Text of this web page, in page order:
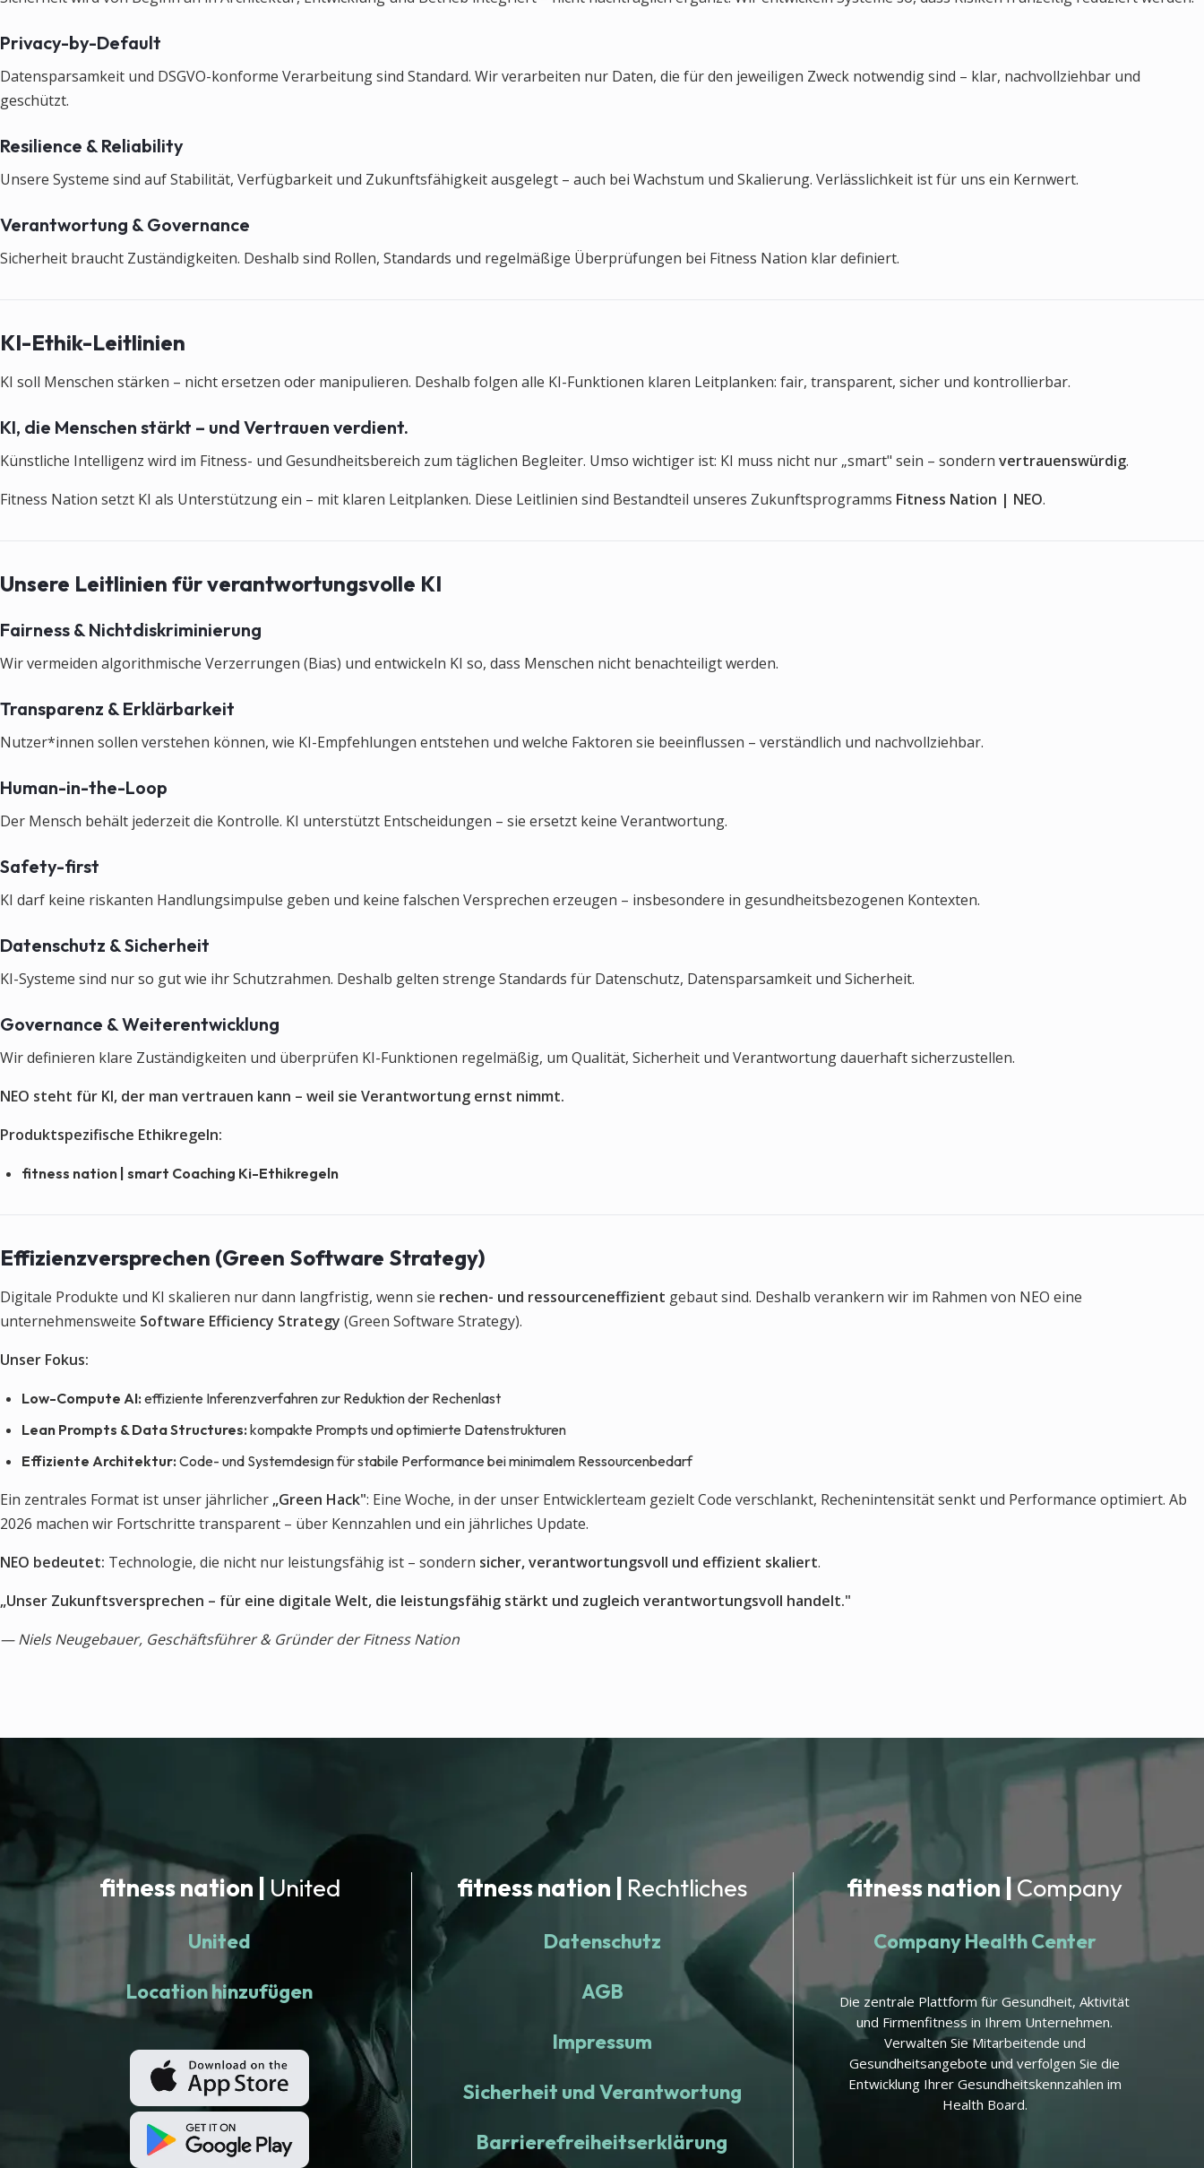
Privacy-by-Default
Datensparsamkeit und DSGVO-konforme Verarbeitung sind Standard. Wir verarbeiten nur Daten, die für den jeweiligen Zweck notwendig sind – klar, nachvollziehbar und
geschützt.
Resilience & Reliability
Unsere Systeme sind auf Stabilität, Verfügbarkeit und Zukunftsfähigkeit ausgelegt – auch bei Wachstum und Skalierung. Verlässlichkeit ist für uns ein Kernwert.
Verantwortung & Governance
Sicherheit braucht Zuständigkeiten. Deshalb sind Rollen, Standards und regelmäßige Überprüfungen bei Fitness Nation klar definiert.
KI-Ethik-Leitlinien
KI soll Menschen stärken – nicht ersetzen oder manipulieren. Deshalb folgen alle KI-Funktionen klaren Leitplanken: fair, transparent, sicher und kontrollierbar.
KI, die Menschen stärkt – und Vertrauen verdient.
Künstliche Intelligenz wird im Fitness- und Gesundheitsbereich zum täglichen Begleiter. Umso wichtiger ist: KI muss nicht nur „smart" sein – sondern vertrauenswürdig.
Fitness Nation setzt KI als Unterstützung ein – mit klaren Leitplanken. Diese Leitlinien sind Bestandteil unseres Zukunftsprogramms Fitness Nation | NEO.
Unsere Leitlinien für verantwortungsvolle KI
Fairness & Nichtdiskriminierung
Wir vermeiden algorithmische Verzerrungen (Bias) und entwickeln KI so, dass Menschen nicht benachteiligt werden.
Transparenz & Erklärbarkeit
Nutzer*innen sollen verstehen können, wie KI-Empfehlungen entstehen und welche Faktoren sie beeinflussen – verständlich und nachvollziehbar.
Human-in-the-Loop
Der Mensch behält jederzeit die Kontrolle. KI unterstützt Entscheidungen – sie ersetzt keine Verantwortung.
Safety-first
KI darf keine riskanten Handlungsimpulse geben und keine falschen Versprechen erzeugen – insbesondere in gesundheitsbezogenen Kontexten.
Datenschutz & Sicherheit
KI-Systeme sind nur so gut wie ihr Schutzrahmen. Deshalb gelten strenge Standards für Datenschutz, Datensparsamkeit und Sicherheit.
Governance & Weiterentwicklung
Wir definieren klare Zuständigkeiten und überprüfen KI-Funktionen regelmäßig, um Qualität, Sicherheit und Verantwortung dauerhaft sicherzustellen.
NEO steht für KI, der man vertrauen kann – weil sie Verantwortung ernst nimmt.
Produktspezifische Ethikregeln:
fitness nation | smart Coaching Ki-Ethikregeln
Effizienzversprechen (Green Software Strategy)
Digitale Produkte und KI skalieren nur dann langfristig, wenn sie rechen- und ressourceneffizient gebaut sind. Deshalb verankern wir im Rahmen von NEO eine
unternehmensweite Software Efficiency Strategy (Green Software Strategy).
Unser Fokus:
Low-Compute AI: effiziente Inferenzverfahren zur Reduktion der Rechenlast
Lean Prompts & Data Structures: kompakte Prompts und optimierte Datenstrukturen
Effiziente Architektur: Code- und Systemdesign für stabile Performance bei minimalem Ressourcenbedarf
Ein zentrales Format ist unser jährlicher „Green Hack": Eine Woche, in der unser Entwicklerteam gezielt Code verschlankt, Rechenintensität senkt und Performance optimiert. Ab
2026 machen wir Fortschritte transparent – über Kennzahlen und ein jährliches Update.
NEO bedeutet: Technologie, die nicht nur leistungsfähig ist – sondern sicher, verantwortungsvoll und effizient skaliert.
„Unser Zukunftsversprechen – für eine digitale Welt, die leistungsfähig stärkt und zugleich verantwortungsvoll handelt."
— Niels Neugebauer, Geschäftsführer & Gründer der Fitness Nation
fitness nation | United
United
Location hinzufügen
fitness nation | Rechtliches
Datenschutz
AGB
Impressum
Sicherheit und Verantwortung
Barrierefreiheitserklärung
fitness nation |Company
Company Health Center
Die zentrale Plattform für Gesundheit, Aktivität
und Firmenfitness in Ihrem Unternehmen.
Verwalten Sie Mitarbeitende und
Gesundheitsangebote und verfolgen Sie die
Entwicklung Ihrer Gesundheitskennzahlen im
Health Board.